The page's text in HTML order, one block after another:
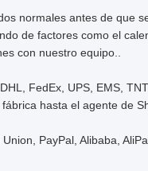
normales antes de que
de factores como el
con nuestro equipo..
FedEx, UPS, EMS,
hasta el agente de
PayPal, Alibaba,